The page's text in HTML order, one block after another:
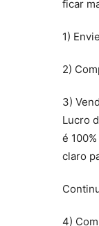
ficar
1)
2)
3)
Lucro
é
claro
4)